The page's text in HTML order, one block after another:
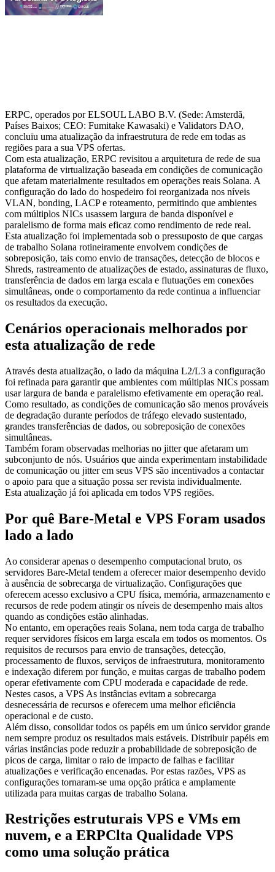
ERPC, operados por ELSOUL LABO B.V. (Sede: Amsterdã,
Países Baixos; CEO: Fumitake Kawasaki) e Validators DAO,
concluiu uma atualização da infraestrutura de rede em todas as
regiões para a sua VPS ofertas.
Com esta atualização, ERPC revisitou a arquitetura de rede de sua
plataforma de virtualização baseada em condições de comunicação
que afetam materialmente resultados em operações reais Solana. A
configuração do lado do hospedeiro foi reorganizada nos níveis
VLAN, bonding, LACP e roteamento, permitindo que ambientes
com múltiplos NICs usassem largura de banda disponível e
paralelismo de forma mais eficaz como rendimento de rede real.
Esta atualização foi implementada sob o pressuposto de que cargas
de trabalho Solana rotineiramente envolvem condições de
sobreposição, tais como envio de transações, detecção de blocos e
Shreds, rastreamento de atualizações de estado, assinaturas de fluxo,
transferência de dados em larga escala e flutuações em conexões
simultâneas, onde o comportamento da rede continua a influenciar
os resultados da execução.
Cenários operacionais melhorados por
esta atualização de rede
Através desta atualização, o lado da máquina L2/L3 a configuração
foi refinada para garantir que ambientes com múltiplas NICs possam
usar largura de banda e paralelismo efetivamente em operação real.
Como resultado, as condições de comunicação são menos prováveis
de degradação durante períodos de tráfego elevado sustentado,
grandes transferências de dados, ou sobreposição de conexões
simultâneas.
Também foram observadas melhorias no jitter que afetaram um
subconjunto de nós. Usuários que ainda experimentam instabilidade
de comunicação ou jitter em seus VPS são incentivados a contactar
o apoio para que a situação possa ser revista individualmente.
Esta atualização já foi aplicada em todos VPS regiões.
Por quê Bare-Metal e VPS Foram usados
lado a lado
Ao considerar apenas o desempenho computacional bruto, os
servidores Bare-Metal tendem a oferecer maior desempenho devido
à ausência de sobrecarga de virtualização. Configurações que
oferecem acesso exclusivo a CPU física, memória, armazenamento e
recursos de rede podem atingir os níveis de desempenho mais altos
quando as condições estão alinhadas.
No entanto, em operações reais Solana, nem toda carga de trabalho
requer servidores físicos em larga escala em todos os momentos. Os
requisitos de recursos para envio de transações, detecção,
processamento de fluxos, serviços de infraestrutura, monitoramento
e indexação diferem por função, e muitas cargas de trabalho podem
operar efetivamente com CPU moderada e capacidade de rede.
Nestes casos, a VPS As instâncias evitam a sobrecarga
desnecessária de recursos e oferecem uma melhor eficiência
operacional e de custo.
Além disso, consolidar todos os papéis em um único servidor grande
nem sempre produz os resultados mais estáveis. Distribuir papéis em
várias instâncias pode reduzir a probabilidade de sobreposição de
picos de carga, limitar o raio de impacto de falhas e facilitar
atualizações e verificação encenadas. Por estas razões, VPS as
configurações tornaram-se uma opção prática e amplamente
utilizada para muitas cargas de trabalho Solana.
Restrições estruturais VPS e VMs em
nuvem, e a ERPClta Qualidade VPS
como uma solução prática